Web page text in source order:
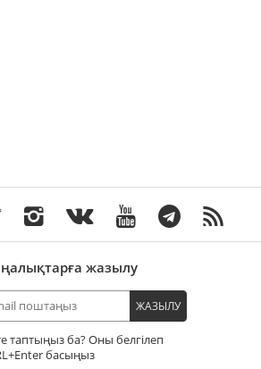
жазылу
ЖАЗЫЛУ
таптыңыз ба? Оны белгілеп
+Enter басыңыз